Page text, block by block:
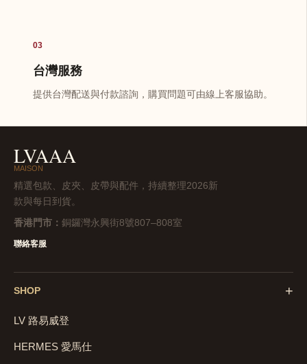
03
台灣服務
提供台灣配送與付款諮詢，購買問題可由線上客服協助。
LVAAA
MAISON
精選包款、皮夾、皮帶與配件，持續整理2026新
款與每日到貨。
香港門市： 銅鑼灣永興街8號807–808室
聯絡客服
SHOP +
LV 路易威登
HERMES 愛馬仕